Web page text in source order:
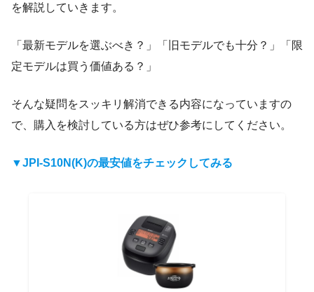
を解説していきます。
「最新モデルを選ぶべき？」「旧モデルでも十分？」「限
定モデルは買う価値ある？」
そんな疑問をスッキリ解消できる内容になっていますの
で、購入を検討している方はぜひ参考にしてください。
▼JPI-S10N(K)の最安値をチェックしてみる